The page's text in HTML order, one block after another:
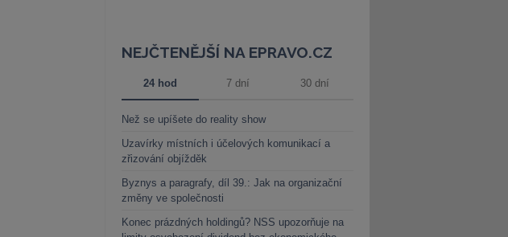
NEJČTENĚJŠÍ NA EPRAVO.CZ
24 hod 7 dní 30 dní
Než se upíšete do reality show
Uzavírky místních i účelových komunikací a
zřizování objížděk
Byznys a paragrafy, díl 39.: Jak na organizační
změny ve společnosti
Konec prázdných holdingů? NSS upozorňuje na